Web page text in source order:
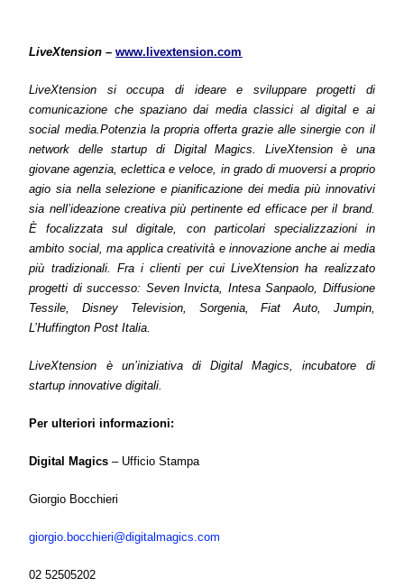
LiveXtension –www.livextension.com
LiveXtension si occupa di ideare e sviluppare progetti di
comunicazione che spaziano dai media classici al digital e ai
social media.Potenzia la propria offerta grazie alle sinergie con il
network delle startup di Digital Magics. LiveXtension è una
giovane agenzia, eclettica e veloce, in grado di muoversi a proprio
agio sia nella selezione e pianificazione dei media più innovativi
sia nell’ideazione creativa più pertinente ed efficace per il brand.
È focalizzata sul digitale, con particolari specializzazioni in
ambito social, ma applica creatività e innovazione anche ai media
più tradizionali. Fra i clienti per cui LiveXtension ha realizzato
progetti di successo: Seven Invicta, Intesa Sanpaolo, Diffusione
Tessile, Disney Television, Sorgenia, Fiat Auto, Jumpin,
L’Huffington Post Italia.
LiveXtension è un’iniziativa di Digital Magics, incubatore di
startup innovative digitali.
Per ulteriori informazioni:
Digital Magics– Ufficio Stampa
Giorgio Bocchieri
giorgio.bocchieri@digitalmagics.com
02 52505202